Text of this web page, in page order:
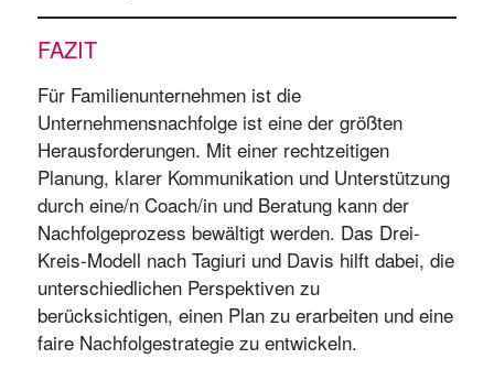
FAZIT
Für Familienunternehmen ist die
Unternehmensnachfolge ist eine der größten
Herausforderungen. Mit einer rechtzeitigen
Planung, klarer Kommunikation und Unterstützung
durch eine/n Coach/in und Beratung kann der
Nachfolgeprozess bewältigt werden. Das Drei-
Kreis-Modell nach Tagiuri und Davis hilft dabei, die
unterschiedlichen Perspektiven zu
berücksichtigen, einen Plan zu erarbeiten und eine
faire Nachfolgestrategie zu entwickeln.